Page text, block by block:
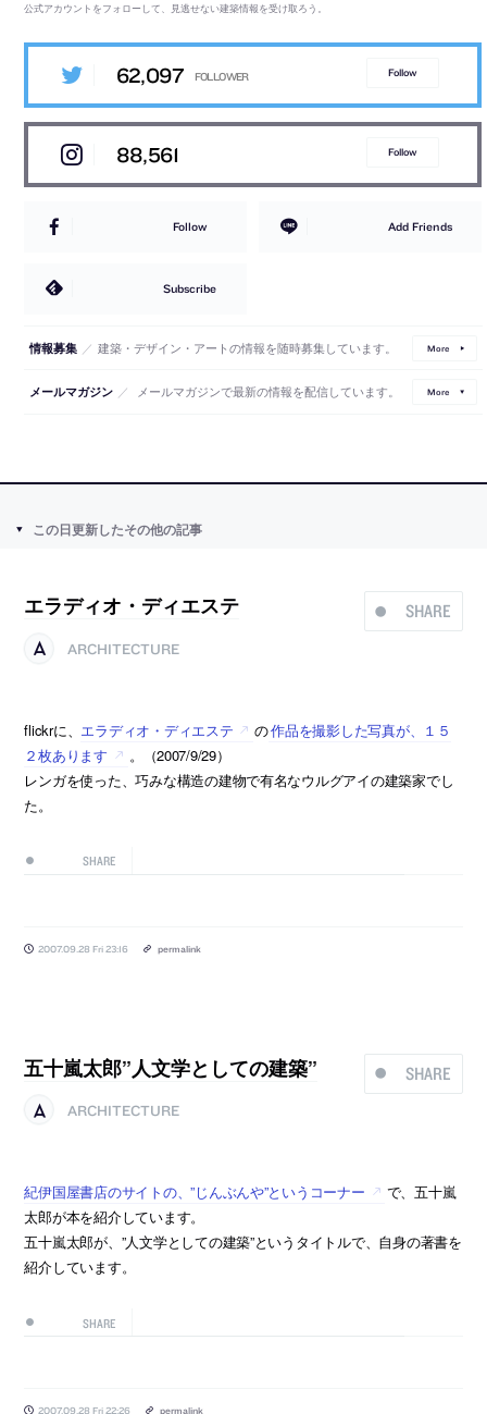
公式アカウントをフォローして、見逃せない建築情報を受け取ろう。
62,097 Follow
88,561 Follow
Follow Add Friends
Subscribe
情報募集 ／ 建築・デザイン・アートの情報を随時募集しています。 More
メールマガジン ／ メールマガジンで最新の情報を配信しています。 More
この日更新したその他の記事
SHARE
エラディオ・ディエステ
ARCHITECTURE
flickrに、 エラディオ・ディエステ の作品を撮影した写真が、１５
２枚あります
。（2007/9/29）
レンガを使った、巧みな構造の建物で有名なウルグアイの建築家でし
た。
SHARE
2007.09.28 Fri 23:16 permalink
SHARE
五十嵐太郎”人文学としての建築”
ARCHITECTURE
紀伊国屋書店のサイトの、”じんぶんや”というコーナー
で、五十嵐
太郎が本を紹介しています。
五十嵐太郎が、”人文学としての建築”というタイトルで、自身の著書を
紹介しています。
SHARE
2007.09.28 Fri 22:26 permalink